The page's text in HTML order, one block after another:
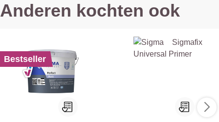
Anderen kochten ook
Bestseller